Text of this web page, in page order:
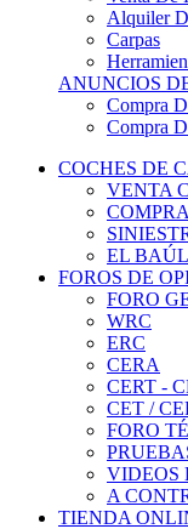
Alquiler
Carpas
ANUNCIOS
Compra
Compra
COCHES DE
VENTA
EL
FOROS DE
FORO
WRC
ERC
CERA
CERT -
CET /
FORO
VIDEOS
A
TIENDA